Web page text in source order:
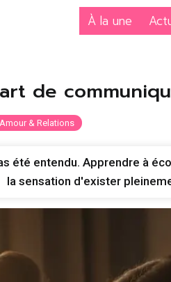
À la une
Amour & Relations
de
été entendu. Apprendre à
la sensation d'exister